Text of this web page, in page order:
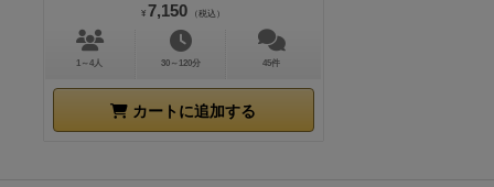
¥ 7,150 （税込）
1～4人 30～120分 45件
カートに追加する